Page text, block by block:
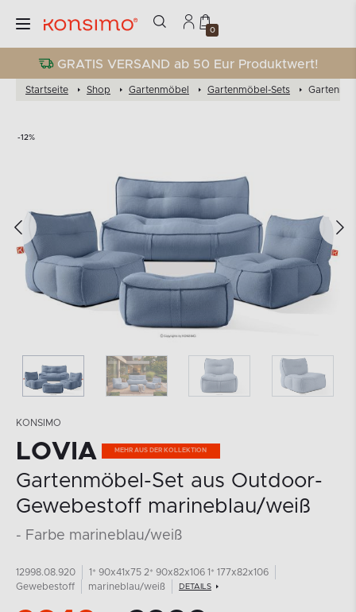
0
GRATIS VERSAND ab 50 Eur Produktwert!
Startseite Shop Gartenmöbel Gartenmöbel-Sets
-12%
KONSIMO
LOVIA MEHR AUS DER KOLLEKTION
Gartenmöbel-Set aus Outdoor-
Gewebestoff marineblau/weiß
- Farbe marineblau/weiß
12998.08.920
1* 90x41x75 2* 90x82x106 1* 177x82x106
Gewebestoff
marineblau/weiß DETAILS